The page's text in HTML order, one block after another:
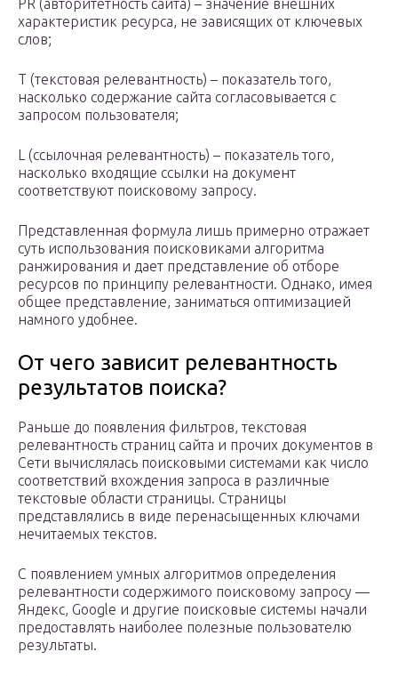
PR (авторитетность сайта) – значение внешних
характеристик ресурса, не зависящих от ключевых
слов;
T (текстовая релевантность) – показатель того,
насколько содержание сайта согласовывается с
запросом пользователя;
L (ссылочная релевантность) – показатель того,
насколько входящие ссылки на документ
соответствуют поисковому запросу.
Представленная формула лишь примерно отражает
суть использования поисковиками алгоритма
ранжирования и дает представление об отборе
ресурсов по принципу релевантности. Однако, имея
общее представление, заниматься оптимизацией
намного удобнее.
От чего зависит релевантность
результатов поиска?
Раньше до появления фильтров, текстовая
релевантность страниц сайта и прочих документов в
Сети вычислялась поисковыми системами как число
соответствий вхождения запроса в различные
текстовые области страницы. Страницы
представлялись в виде перенасыщенных ключами
нечитаемых текстов.
С появлением умных алгоритмов определения
релевантности содержимого поисковому запросу —
Яндекс, Google и другие поисковые системы начали
предоставлять наиболее полезные пользователю
результаты.